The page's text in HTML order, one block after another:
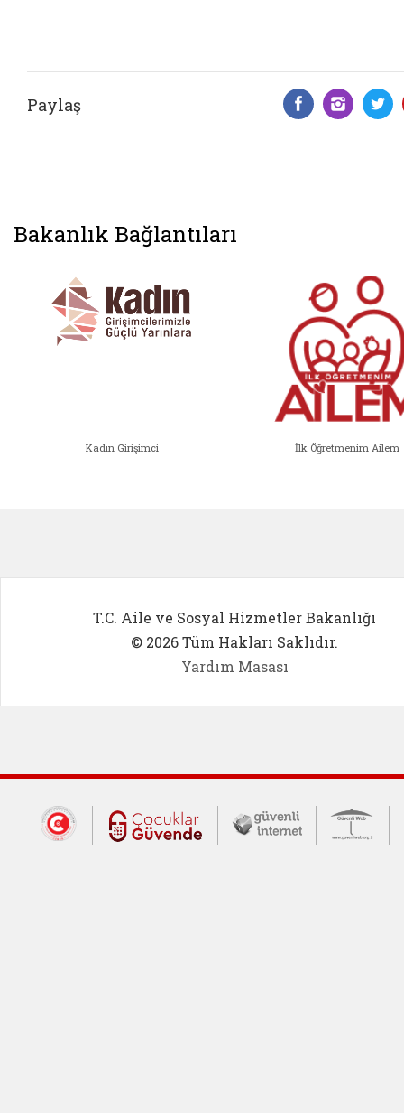
Paylaş
Bakanlık Bağlantıları
Kadın Girişimci İlk Öğretmenim Ailem
T.C. Aile ve Sosyal Hizmetler Bakanlığı
© 2026 Tüm Hakları Saklıdır.
Yardım Masası
Dış Bağlantılar
Cumhurbaşkanlığı İletişim Merkezi
Çocuklar Güvende (yeni
Güvenli